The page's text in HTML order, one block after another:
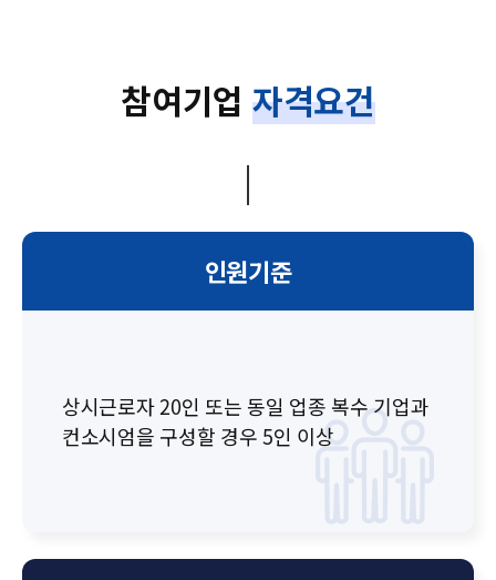
참여기업 자격요건
인원기준
상시근로자 20인 또는 동일 업종 복수 기업과
컨소시엄을 구성할 경우 5인 이상